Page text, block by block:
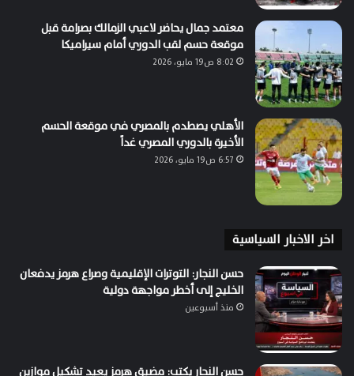
معتمد جمال يحاضر لاعبي الزمالك بصرامة قبل
موقعة حسم لقب الدوري أمام سيراميكا
8:02 ص19 مايو، 2026
الأهلي يصطدم بالمصري في موقعة الحسم
الأخيرة بالدوري المصري غداً
6:57 ص19 مايو، 2026
اخر الاخبار السياسية
حسن النجار: التوترات الإقليمية وصراع هرمز يدفعان
الخليج إلى أخطر مواجهة دولية
منذ أسبوعين
حسن النجار يكتب: مضيق هرمز يعيد تشكيل موازين